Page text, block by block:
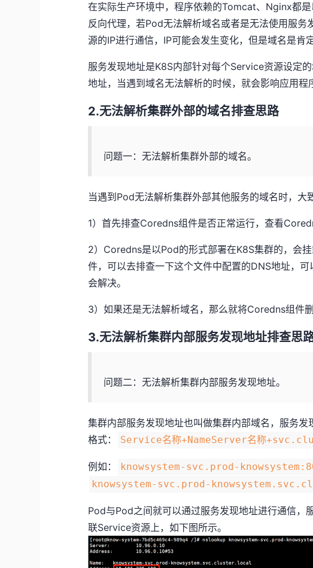
在实际生产环境中，程序依赖的Tomcat、Nginx都
反向代理，若Pod无法解析域名或者是无法使用服
源的IP进行通信，IP可能会发生变化，但是域名是肯
服务发现地址是K8S内部针对每个Service资源设定
地址，当遇到域名无法解析的时候，就会影响应用程
2.无法解析集群外部的域名排查思路
问题一：无法解析集群外部的域名。
当遇到Pod无法解析集群外部其他服务的域名时，大
1）首先排查Coredns组件是否正常运行，查看
2）Coredns是以Pod的形式部署在K8S集群的，会
件，可以去排查一下这个文件中配置的DNS地址，可
会解决。
3）如果还是无法解析域名，那么就将Coredns组件删
3.无法解析集群内部服务发现地址排查思
问题二：无法解析集群内部服务发现地址。
集群内部服务发现地址也叫做集群内部域名，服务
格式：
Service名称+NameServer名称
例如： knowsystem-svc.prod-
knowsystem-svc.prod-
Pod与Pod之间就可以通过服务发现地址进行通信
联Service资源上，如下图所示。